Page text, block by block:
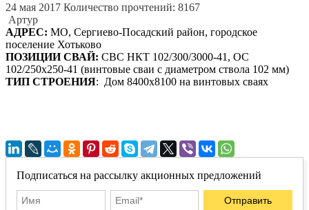
24 мая 2017 Количество прочтений: 8167
Артур
АДРЕС: МО, Сергиево-Посадский район, городское
поселение Хотьково
ПОЗИЦИИ СВАЙ: СВС НКТ 102/300/3000-41, ОС
102/250х250-41 (винтовые сваи с диаметром ствола 102 мм)
ТИП СТРОЕНИЯ: Дом 8400х8100 на винтовых сваях
Подписаться на рассылку акционных предложений